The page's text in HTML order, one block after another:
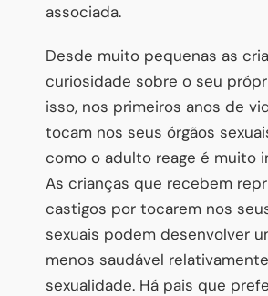
associada.
Desde muito pequenas as
curiosidade sobre o seu
isso, nos primeiros anos de
tocam nos seus órgãos
como o adulto reage é muito
As crianças que recebem
castigos por tocarem nos
sexuais podem desenvolver
menos saudável
sexualidade. Há pais que